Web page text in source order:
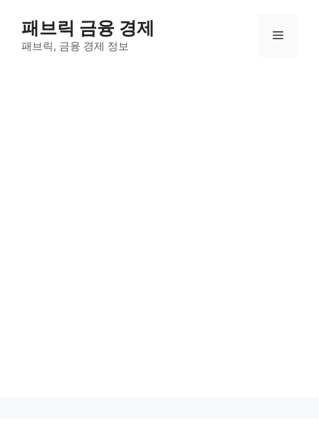
패브릭 금융 경제
패브릭, 금융 경제 정보
메